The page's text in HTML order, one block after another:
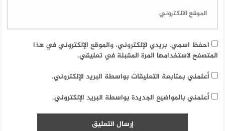
احفظ اسمي، بريدي الإلكتروني، والموقع الإلكتروني في هذا
المتصفح لاستخدامها المرة المقبلة في تعليقي.
أعلمني بمتابعة التعليقات بواسطة البريد الإلكتروني.
أعلمني بالمواضيع الجديدة بواسطة البريد الإلكتروني.